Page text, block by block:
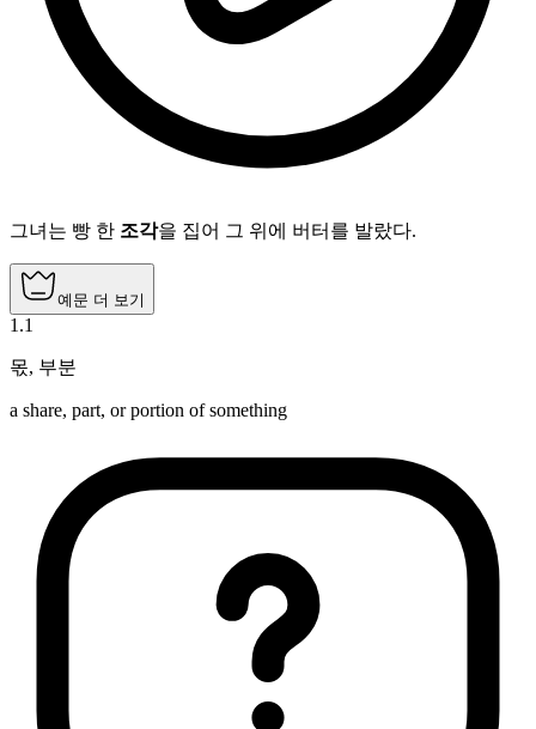
그녀는 빵 한 조각을 집어 그 위에 버터를 발랐다.
예문 더 보기
1 .1
몫, 부분
a share, part, or portion of something